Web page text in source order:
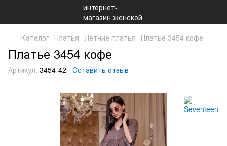
Каталог Платья Летние платья Платье 3454 кофе
Платье 3454 кофе
Артикул: 3454-42 Оставить отзыв